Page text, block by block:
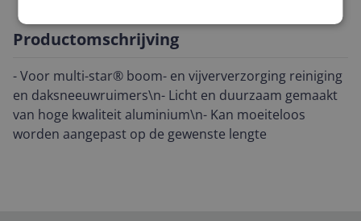
Productomschrijving
- Voor multi-star® boom- en vijververzorging reiniging
en daksneeuwruimers\n- Licht en duurzaam gemaakt
van hoge kwaliteit aluminium\n- Kan moeiteloos
worden aangepast op de gewenste lengte